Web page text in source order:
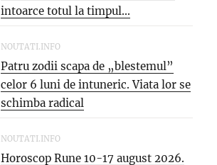
intoarce totul la timpul...
NOUTATI.INFO
Patru zodii scapa de „blestemul”
celor 6 luni de intuneric. Viata lor se
schimba radical
NOUTATI.INFO
Horoscop Rune 10-17 august 2026.